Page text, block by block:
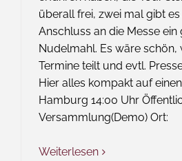
überall frei, zwei mal gibt
Anschluss an die Messe ein
Nudelmahl. Es wäre schön,
Termine teilt und evtl.
Hier alles kompakt auf einen
Hamburg 14:00 Uhr
Versammlung(Demo) Ort:
Weiterlesen